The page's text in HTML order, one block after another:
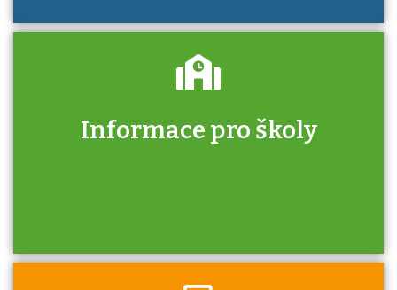
Informace pro školy
Zjistěte, jak se přihlásit ke zkoušce a kde